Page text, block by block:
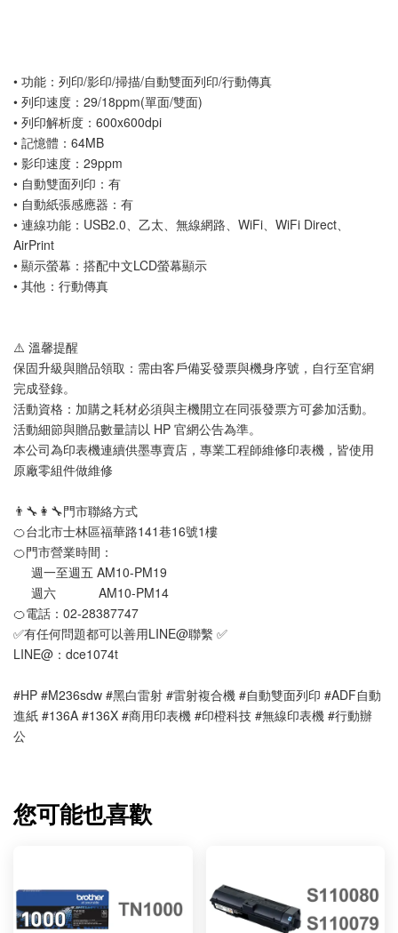
• 功能：列印/影印/掃描/自動雙面列印/行動傳真
• 列印速度：29/18ppm(單面/雙面)
• 列印解析度：600x600dpi
• 記憶體：64MB
• 影印速度：29ppm
• 自動雙面列印：有
• 自動紙張感應器：有
• 連線功能：USB2.0、乙太、無線網路、WiFi、WiFi Direct、
AirPrint
• 顯示螢幕：搭配中文LCD螢幕顯示
• 其他：行動傳真
⚠️ 溫馨提醒
保固升級與贈品領取：需由客戶備妥發票與機身序號，自行至官網
完成登錄。
活動資格：加購之耗材必須與主機開立在同張發票方可參加活動。
活動細節與贈品數量請以 HP 官網公告為準。
本公司為印表機連續供墨專賣店，專業工程師維修印表機，皆使用
原廠零組件做維修
👨‍🔧👩‍🔧門市聯絡方式
🍊台北市士林區福華路141巷16號1樓
🍊門市營業時間：
週一至週五 AM10-PM19
週六            AM10-PM14
🍊電話：02-28387747
✅有任何問題都可以善用LINE@聯繫 ✅
LINE@：dce1074t
#HP #M236sdw #黑白雷射 #雷射複合機 #自動雙面列印 #ADF自動
進紙 #136A #136X #商用印表機 #印橙科技 #無線印表機 #行動辦
公
您可能也喜歡